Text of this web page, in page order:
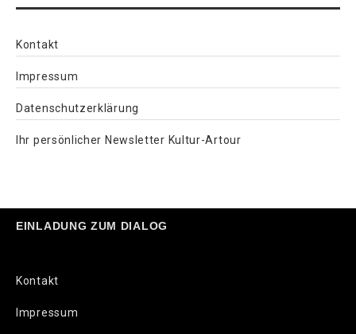
Kontakt
Impressum
Datenschutzerklärung
Ihr persönlicher Newsletter Kultur-Artour
EINLADUNG ZUM DIALOG
Kontakt
Impressum